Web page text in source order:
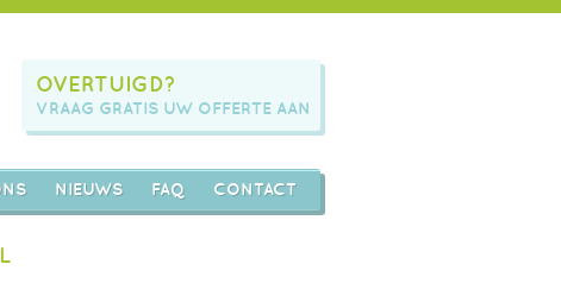
OVERTUIGD?
VRAAG GRATIS UW OFFERTE AAN
NIEUWS FAQ CONTACT